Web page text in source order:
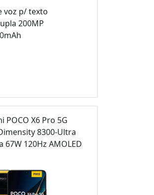
voz p/ texto
200MP
POCO X6 Pro 5G
8300-Ultra
120Hz AMOLED